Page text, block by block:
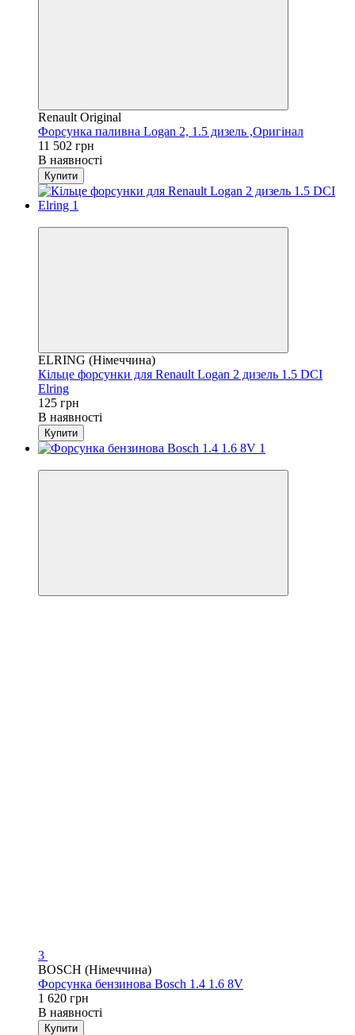
Renault Original
Форсунка паливна Logan 2, 1.5 дизель ,Оригінал
11 502 грн
В наявності
Купити
ELRING (Німеччина)
Кільце форсунки для Renault Logan 2 дизель 1.5 DCI
Elring
125 грн
В наявності
Купити
3
BOSCH (Німеччина)
Форсунка бензинова Bosch 1.4 1.6 8V
1 620 грн
В наявності
Купити